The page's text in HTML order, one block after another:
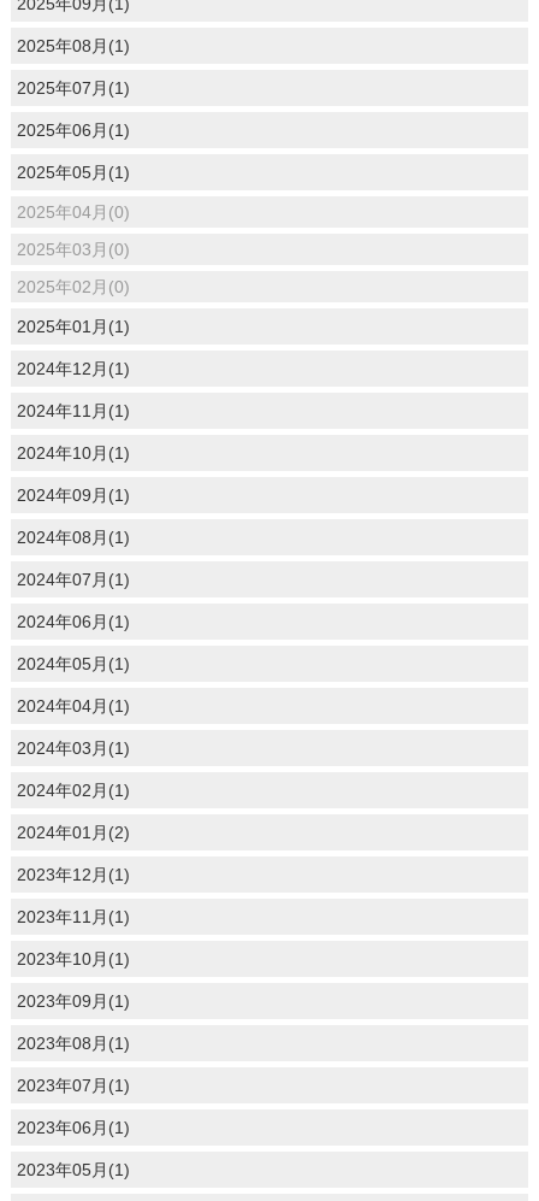
2025年08月(1)
2025年07月(1)
2025年06月(1)
2025年05月(1)
2025年04月(0)
2025年03月(0)
2025年02月(0)
2025年01月(1)
2024年12月(1)
2024年11月(1)
2024年10月(1)
2024年09月(1)
2024年08月(1)
2024年07月(1)
2024年06月(1)
2024年05月(1)
2024年04月(1)
2024年03月(1)
2024年02月(1)
2024年01月(2)
2023年12月(1)
2023年11月(1)
2023年10月(1)
2023年09月(1)
2023年08月(1)
2023年07月(1)
2023年06月(1)
2023年05月(1)